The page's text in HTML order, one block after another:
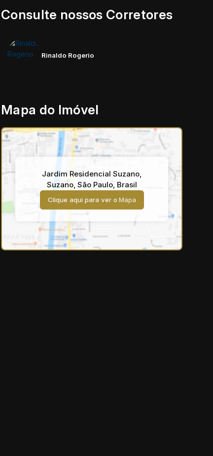
Consulte nossos Corretores
Rinaldo Rogerio
Mapa do Imóvel
Jardim Residencial Suzano
Suzano, São Paulo, Brasil
Clique aqui para ver o Mapa